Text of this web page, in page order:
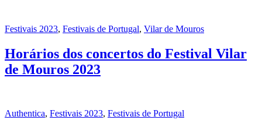
Festivais 2023, Festivais de Portugal, Vilar de Mouros
Horários dos concertos do Festival Vilar
de Mouros 2023
Authentica, Festivais 2023, Festivais de Portugal